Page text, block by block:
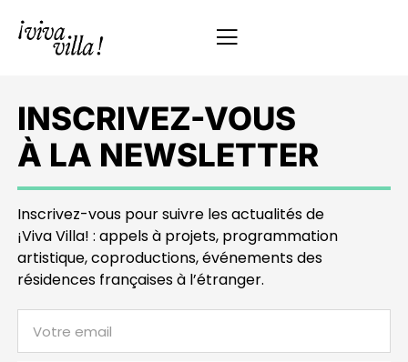
INSCRIVEZ-VOUS
À LA NEWSLETTER
Inscrivez-vous pour suivre les actualités de
¡Viva Villa! : appels à projets, programmation
artistique, coproductions, événements des
résidences françaises à l’étranger.